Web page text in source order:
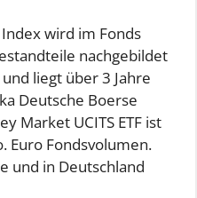
wird im Fonds
nachgebildet
liegt über 3 Jahre
Deutsche Boerse
Market UCITS ETF ist
Euro Fondsvolumen.
und in Deutschland